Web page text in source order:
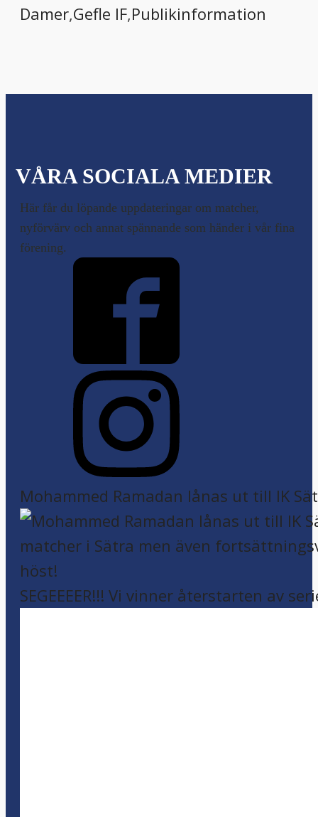
Damer,Gefle IF,Publikinformation
VÅRA SOCIALA MEDIER
Här får du löpande uppdateringar om matcher,
nyförvärv och annat spännande som händer i vår fina
förening.
Mohammed Ramadan lånas ut till IK
SEGEEEER!!! Vi vinner återstarten av